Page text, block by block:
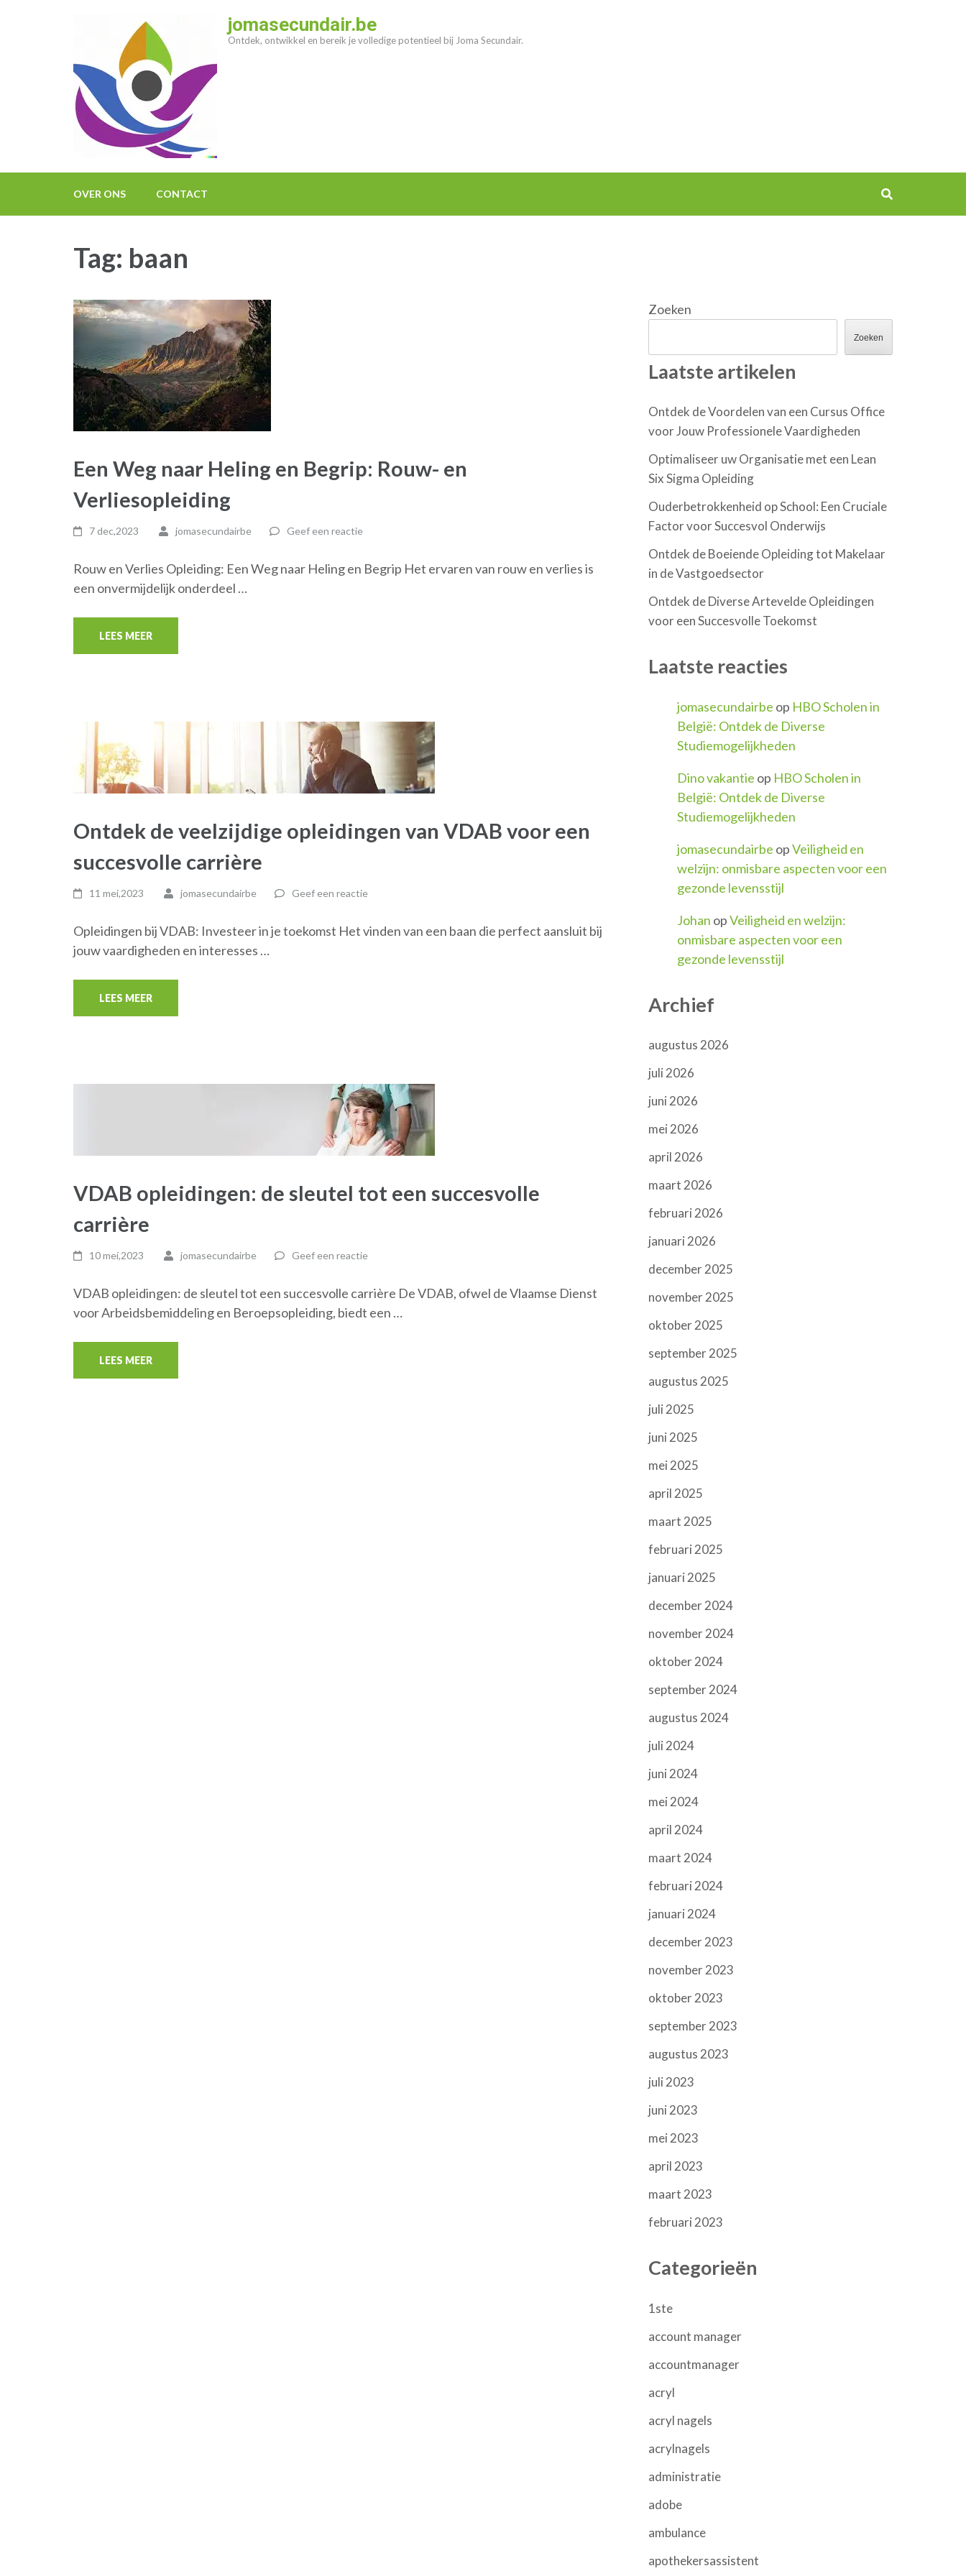
jomasecundair.be
Ontdek, ontwikkel en bereik je volledige potentieel bij Joma Secundair.
OVER ONS CONTACT
Tag: baan
Een Weg naar Heling en Begrip: Rouw- en
Verliesopleiding
7 dec,2023 jomasecundairbe Geef een reactie
Rouw en Verlies Opleiding: Een Weg naar Heling en Begrip Het ervaren van rouw en verlies is
een onvermijdelijk onderdeel …
LEES MEER
Ontdek de veelzijdige opleidingen van VDAB voor een
succesvolle carrière
11 mei,2023 jomasecundairbe Geef een reactie
Opleidingen bij VDAB: Investeer in je toekomst Het vinden van een baan die perfect aansluit bij
jouw vaardigheden en interesses …
LEES MEER
VDAB opleidingen: de sleutel tot een succesvolle
carrière
10 mei,2023 jomasecundairbe Geef een reactie
VDAB opleidingen: de sleutel tot een succesvolle carrière De VDAB, ofwel de Vlaamse Dienst
voor Arbeidsbemiddeling en Beroepsopleiding, biedt een …
LEES MEER
Zoeken
Zoeken
Laatste artikelen
Ontdek de Voordelen van een Cursus Office
voor Jouw Professionele Vaardigheden
Optimaliseer uw Organisatie met een Lean
Six Sigma Opleiding
Ouderbetrokkenheid op School: Een Cruciale
Factor voor Succesvol Onderwijs
Ontdek de Boeiende Opleiding tot Makelaar
in de Vastgoedsector
Ontdek de Diverse Artevelde Opleidingen
voor een Succesvolle Toekomst
Laatste reacties
jomasecundairbe op HBO Scholen in
België: Ontdek de Diverse
Studiemogelijkheden
Dino vakantie op HBO Scholen in
België: Ontdek de Diverse
Studiemogelijkheden
jomasecundairbe opVeiligheid en
welzijn: onmisbare aspecten voor een
gezonde levensstijl
Johan opVeiligheid en welzijn:
onmisbare aspecten voor een
gezonde levensstijl
Archief
augustus 2026
juli 2026
juni 2026
mei 2026
april 2026
maart 2026
februari 2026
januari 2026
december 2025
november 2025
oktober 2025
september 2025
augustus 2025
juli 2025
juni 2025
mei 2025
april 2025
maart 2025
februari 2025
januari 2025
december 2024
november 2024
oktober 2024
september 2024
augustus 2024
juli 2024
juni 2024
mei 2024
april 2024
maart 2024
februari 2024
januari 2024
december 2023
november 2023
oktober 2023
september 2023
augustus 2023
juli 2023
juni 2023
mei 2023
april 2023
maart 2023
februari 2023
Categorieën
1ste
account manager
accountmanager
acryl
acryl nagels
acrylnagels
administratie
adobe
ambulance
apothekersassistent